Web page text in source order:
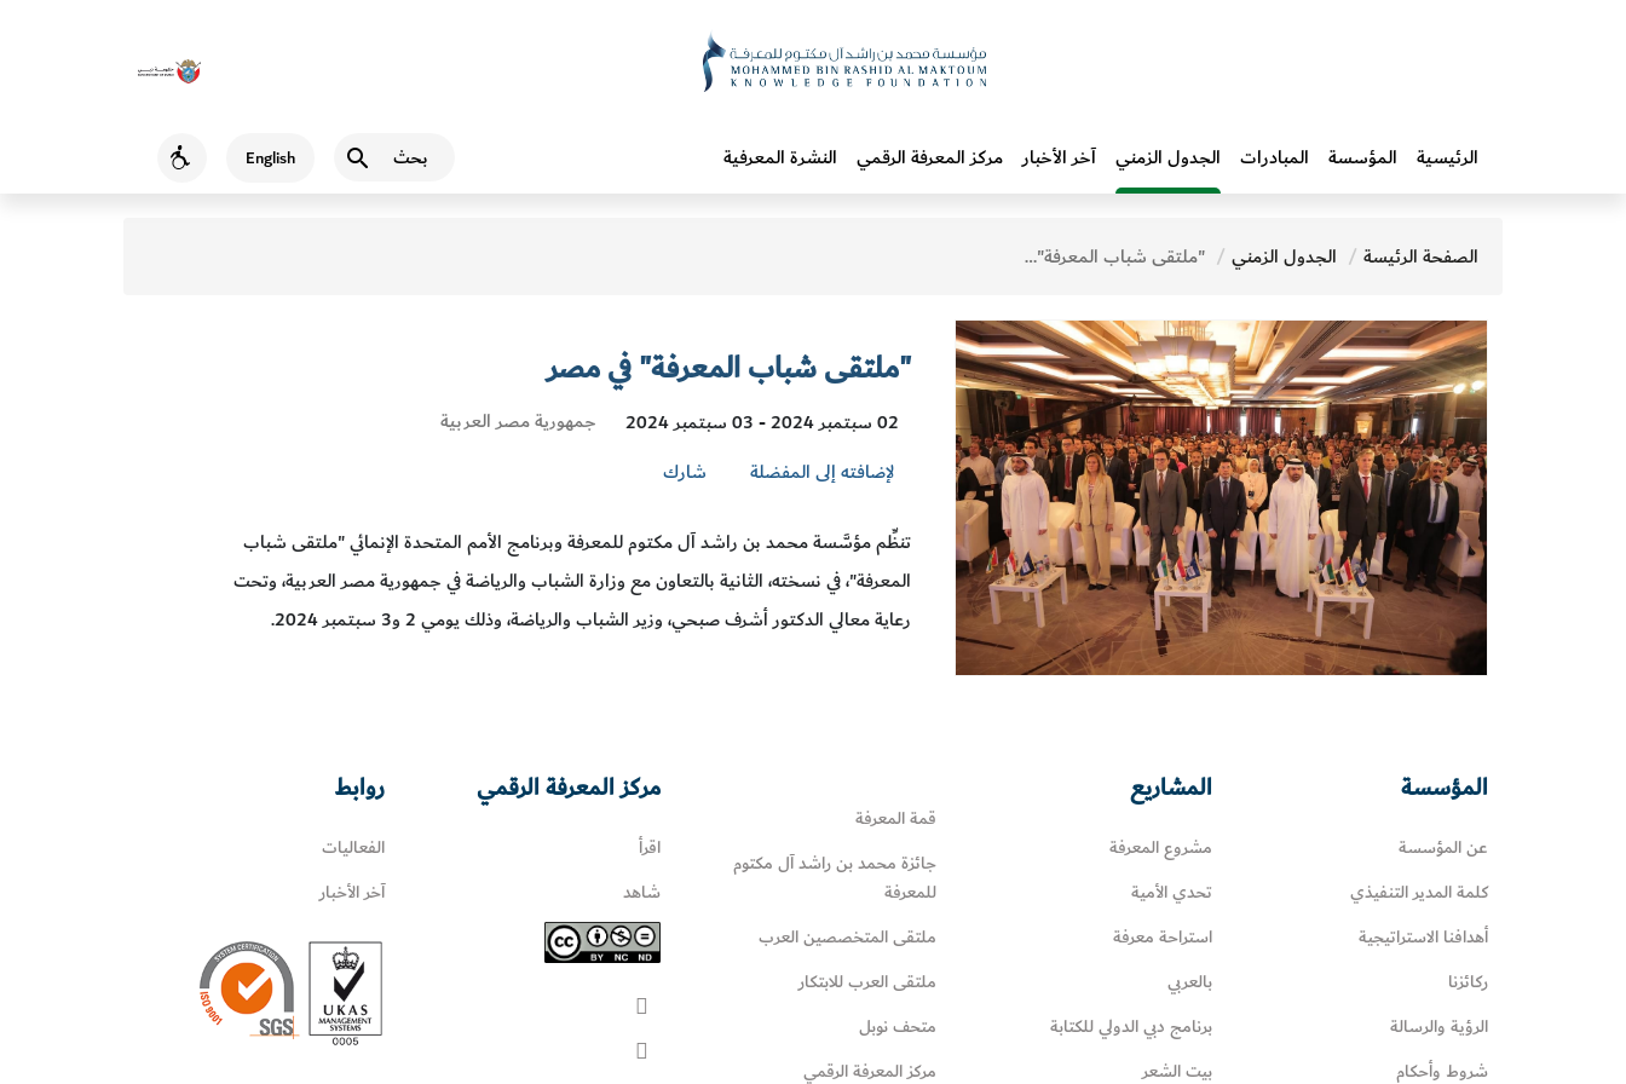
English
Accessibility الرئيسية المؤسسة المبادرات‎ الجدول الزمني آخر الأخبار مركز المعرفة الرقمي النشرة المعرفية
الصفحة الرئيسة الجدول الزمني "ملتقى شباب المعرفة" في مصر
"ملتقى شباب المعرفة" في مصر
02 سبتمبر 2024 - 03 سبتمبر 2024
Visit
جمهورية مصر العربية
لإضافته إلى المفضلة
شارك
تنظِّم مؤسَّسة محمد بن راشد آل مكتوم للمعرفة وبرنامج الأمم المتحدة الإنمائي "ملتقى شباب
المعرفة"، في نسخته، الثانية بالتعاون مع وزارة الشباب والرياضة في جمهورية مصر العربية، وتحت
رعاية معالي الدكتور أشرف صبحي، وزير الشباب والرياضة، وذلك يومي 2 و3 سبتمبر 2024.
المؤسسة
عن المؤسسة
كلمة المدير التنفيذي
أهدافنا الاستراتيجية
ركائزنا
الرؤية والرسالة
شروط وأحكام
المشاريع
مشروع المعرفة
تحدي الأمية
استراحة معرفة
بالعربي
برنامج دبي الدولي للكتابة
بيت الشعر
قمة المعرفة
جائزة محمد بن راشد آل مكتوم
للمعرفة
ملتقى المتخصصين العرب
ملتقى العرب للابتكار
متحف نوبل
مركز المعرفة الرقمي
مركز المعرفة الرقمي
اقرأ
شاهد
روابط
الفعاليات
آخر الأخبار